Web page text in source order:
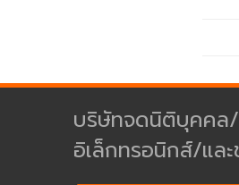
บริษัทจดนิติบุคค
อิเล็กทรอนิกส์/แล